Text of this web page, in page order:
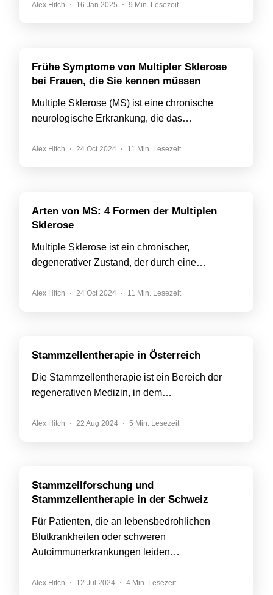
Alex Hitch 16 Jan 2025 9 Min. Lesezeit
Frühe Symptome von Multipler Sklerose
bei Frauen, die Sie kennen müssen
Multiple Sklerose (MS) ist eine chronische
neurologische Erkrankung, die das…
Alex Hitch 24 Oct 2024 11 Min. Lesezeit
Arten von MS: 4 Formen der Multiplen
Sklerose
Multiple Sklerose ist ein chronischer,
degenerativer Zustand, der durch eine…
Alex Hitch 24 Oct 2024 11 Min. Lesezeit
Stammzellentherapie in Österreich
Die Stammzellentherapie ist ein Bereich der
regenerativen Medizin, in dem…
Alex Hitch 22 Aug 2024 5 Min. Lesezeit
Stammzellforschung und
Stammzellentherapie in der Schweiz
Für Patienten, die an lebensbedrohlichen
Blutkrankheiten oder schweren
Autoimmunerkrankungen leiden…
Alex Hitch 12 Jul 2024 4 Min. Lesezeit